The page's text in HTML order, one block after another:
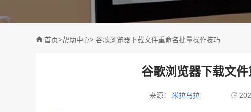
首页>帮助中心> 谷歌浏览器下载文件重命名批量操作技巧
谷歌浏览器下载文
来源： 米拉乌拉